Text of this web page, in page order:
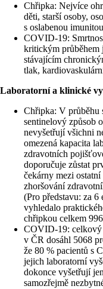
Chřipka: Nejvíce
děti, starší osoby,
s oslabenou
COVID-19:
kritickým průběhem
stávajícím
tlak,
Laboratorní a klinické
Chřipka: V průběhu
sentinelový způsob
nevyšetřují všichni
omezená kapacita
zdravotních
doporučuje zůstat
čekárny mezi
zhoršování
(Pro představu: za
vyhledalo
chřipkou celkem
COVID-19: celkový
v ČR dosáhl 5068
že 80 % pacientů s
jejich laboratorní
dokonce vyšetřují
samozřejmě